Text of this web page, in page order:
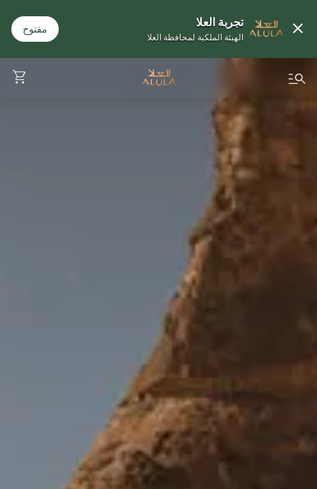
تجربة العلا
الهيئة الملكية لمحافظة العلا
مفتوح